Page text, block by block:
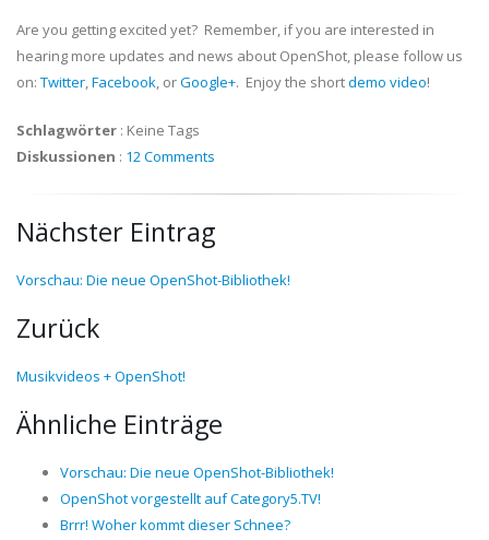
Are you getting excited yet? Remember, if you are interested in
hearing more updates and news about OpenShot, please follow us
on: Twitter,Facebook, orGoogle+. Enjoy the shortdemo video!
Schlagwörter : Keine Tags
Diskussionen : 12 Comments
Nächster Eintrag
Vorschau: Die neue OpenShot-Bibliothek!
Zurück
Musikvideos + OpenShot!
Ähnliche Einträge
Vorschau: Die neue OpenShot-Bibliothek!
OpenShot vorgestellt auf Category5.TV!
Brrr! Woher kommt dieser Schnee?